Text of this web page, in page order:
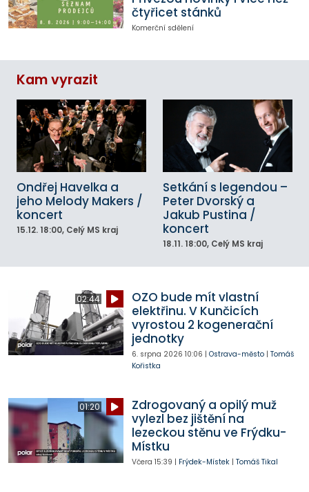
čtyřicet stánků
Komerční sdělení
Kam vyrazit
Ondřej Havelka a
jeho Melody Makers /
koncert
15.12. 18:00, Celý MS kraj
Setkání s legendou –
Peter Dvorský a
Jakub Pustina /
koncert
18.11. 18:00, Celý MS kraj
02:44
OZO bude mít vlastní
elektřinu. V Kunčicích
vyrostou 2 kogenerační
jednotky
6. srpna 2026 10:06 | Ostrava-město| Tomáš
Kořistka
01:20
Zdrogovaný a opilý muž
vylezl bez jištění na
lezeckou stěnu ve Frýdku-
Místku
Včera 15:39 | Frýdek-Místek| Tomáš Tikal